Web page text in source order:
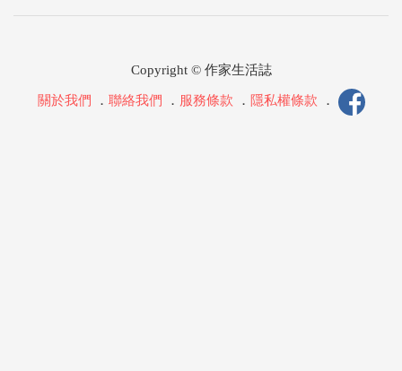
Copyright © 作家生活誌
關於我們 ． 聯絡我們 ． 服務條款 ． 隱私權條款 ．